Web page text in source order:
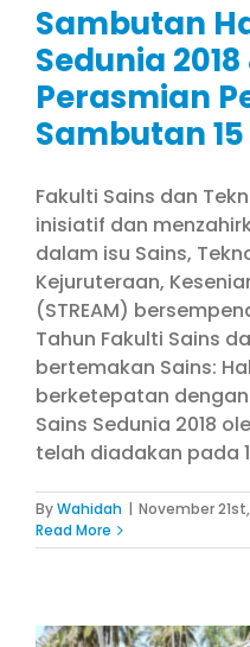
Sambutan
Sedunia
Perasmian
Sambutan 15
Fakulti Sains dan
inisiatif dan
dalam isu Sains,
Kejuruteraan,
(STREAM)
Tahun Fakulti Sains
bertemakan Sains:
berketepatan
Sains Sedunia 2018
telah diadakan pada
ByWahidah | November 21st,
Read More